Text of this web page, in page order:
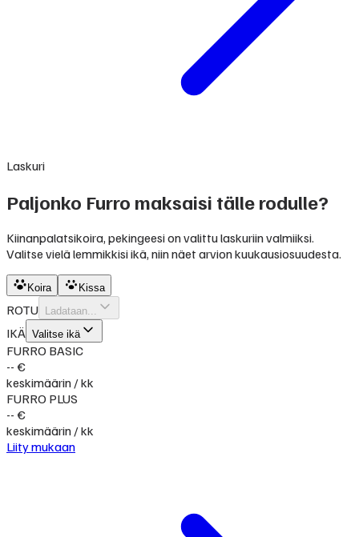
Laskuri
Paljonko Furro maksaisi tälle rodulle?
Kiinanpalatsikoira, pekingeesi on valittu laskuriin valmiiksi.
Valitse vielä lemmikkisi ikä, niin näet arvion kuukausiosuudesta.
Koira Kissa
ROTU Ladataan...
IKÄ Valitse ikä
FURRO BASIC
-- €
keskimäärin / kk
FURRO PLUS
-- €
keskimäärin / kk
Liity mukaan